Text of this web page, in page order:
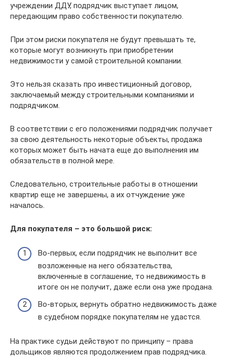
учреждении ДДУ, подрядчик выступает лицом,
передающим право собственности покупателю.
При этом риски покупателя не будут превышать те,
которые могут возникнуть при приобретении
недвижимости у самой строительной компании.
Это нельзя сказать про инвестиционный договор,
заключаемый между строительными компаниями и
подрядчиком.
В соответствии с его положениями подрядчик получает
за свою деятельность некоторые объекты, продажа
которых может быть начата еще до выполнения им
обязательств в полной мере.
Следовательно, строительные работы в отношении
квартир еще не завершены, а их отчуждение уже
началось.
Для покупателя – это большой риск:
Во-первых, если подрядчик не выполнит все
возложенные на него обязательства,
включенные в соглашение, то недвижимость в
итоге он не получит, даже если она уже продана.
Во-вторых, вернуть обратно недвижимость даже
в судебном порядке покупателям не удастся.
На практике судьи действуют по принципу – права
дольщиков являются продолжением прав подрядчика.